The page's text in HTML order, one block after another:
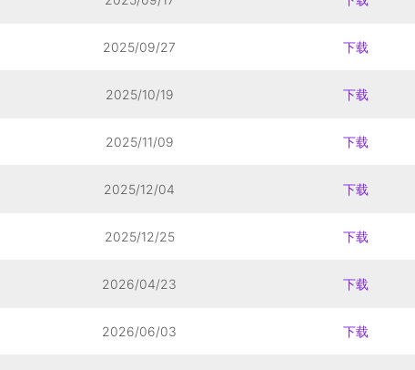
2025/09/27 下载
2025/10/19 下载
2025/11/09 下载
2025/12/04 下载
2025/12/25 下载
2026/04/23 下载
2026/06/03 下载